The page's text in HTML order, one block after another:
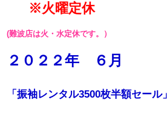
※火曜定休
(難波店は火・水定休です。）
２０２２年 ６月
「振袖レンタル3500枚半額セール